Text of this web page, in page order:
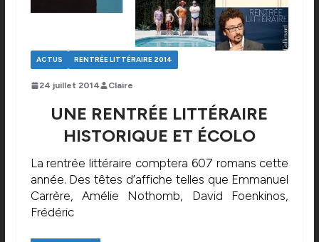
ACTUS RENTRÉE LITTÉRAIRE 2014
24 juillet 2014 Claire
UNE RENTRÉE LITTÉRAIRE
HISTORIQUE ET ÉCOLO
La rentrée littéraire comptera 607 romans cette
année. Des têtes d’affiche telles que Emmanuel
Carrère, Amélie Nothomb, David Foenkinos,
Frédéric